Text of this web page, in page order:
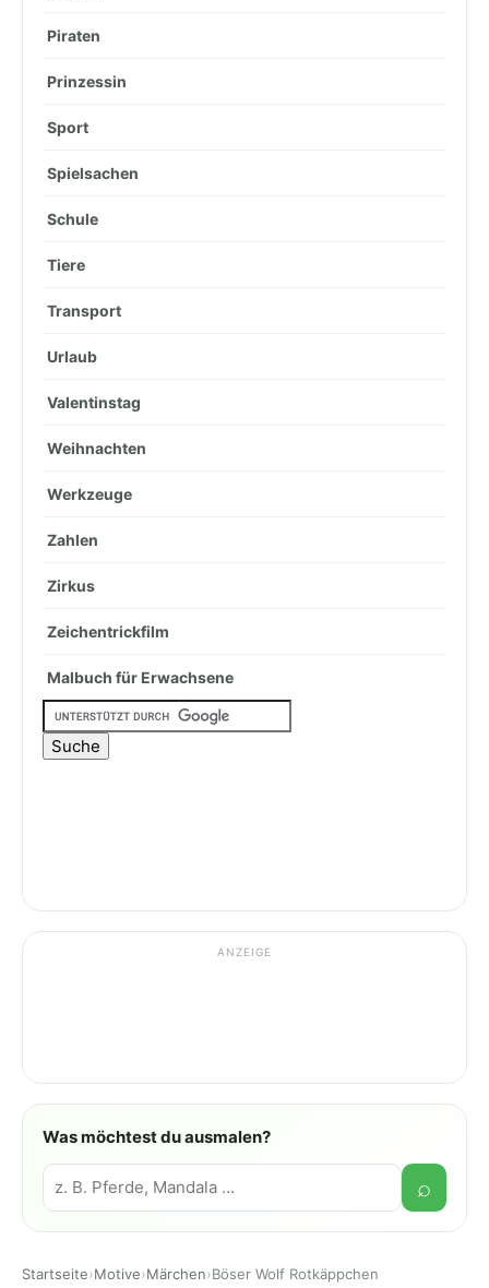
Piraten
Prinzessin
Sport
Spielsachen
Schule
Tiere
Transport
Urlaub
Valentinstag
Weihnachten
Werkzeuge
Zahlen
Zirkus
Zeichentrickfilm
Malbuch für Erwachsene
ANZEIGE
Was möchtest du ausmalen?
Suche
⌕
Startseite›Motive›Märchen›Böser Wolf Rotkäppchen